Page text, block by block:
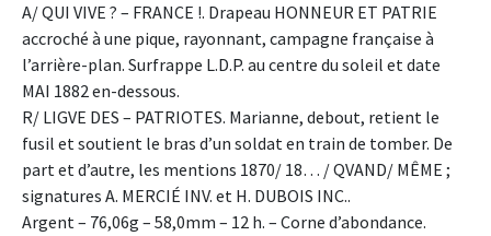
A/ QUI VIVE ? – FRANCE !. Drapeau HONNEUR ET PATRIE
accroché à une pique, rayonnant, campagne française à
l’arrière-plan. Surfrappe L.D.P. au centre du soleil et date
MAI 1882 en-dessous.
R/ LIGVE DES – PATRIOTES. Marianne, debout, retient le
fusil et soutient le bras d’un soldat en train de tomber. De
part et d’autre, les mentions 1870/ 18… / QVAND/ MÊME ;
signatures A. MERCIÉ INV. et H. DUBOIS INC..
Argent – 76,06g – 58,0mm – 12 h. – Corne d’abondance.